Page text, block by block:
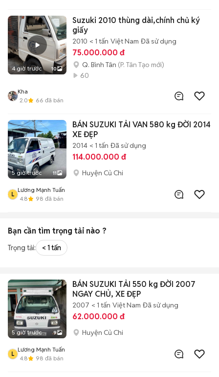
4 giờ trước 10
Suzuki 2010 thùng dài,chính chủ ký
giấy
2010 < 1 tấn Việt Nam Đã sử dụng
75.000.000 đ
Q. Bình Tân (P. Tân Tạo mới)
60
Kha
2.0
66 đã bán
5 giờ trước 11
BÁN SUZUKI TẢI VAN 580 kg ĐỜI 2014
XE ĐẸP
2014 < 1 tấn Đã sử dụng
114.000.000 đ
Huyện Củ Chi
L
Lương Mạnh Tuấn
4.8
98 đã bán
Bạn cần tìm trọng tải nào ?
Trọng tải: < 1 tấn
5 giờ trước 9
BÁN SUZUKI TẢI 550 kg ĐỜI 2007
NGAY CHỦ, XE ĐẸP
2007 < 1 tấn Việt Nam Đã sử dụng
62.000.000 đ
Huyện Củ Chi
L
Lương Mạnh Tuấn
4.8
98 đã bán